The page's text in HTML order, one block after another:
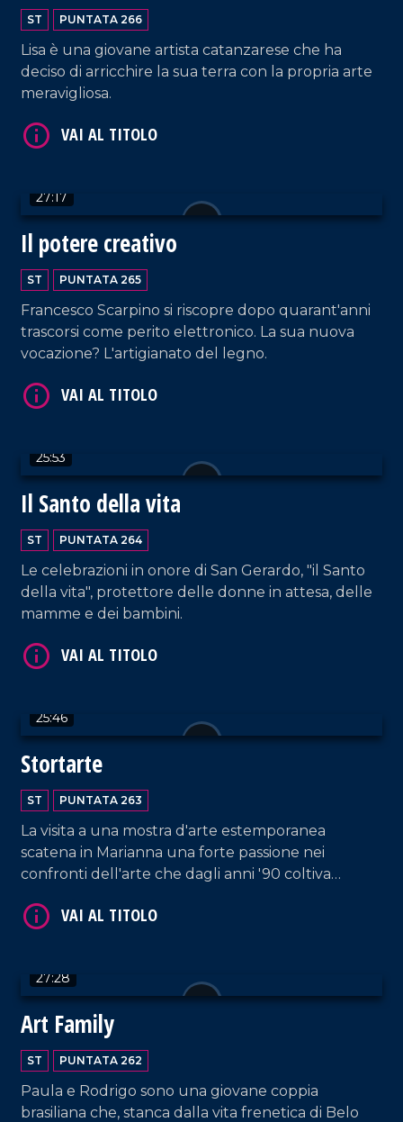
ST PUNTATA 266
Lisa è una giovane artista catanzarese che ha
deciso di arricchire la sua terra con la propria arte
meravigliosa.
27:17
Il potere creativo
ST PUNTATA 265
Francesco Scarpino si riscopre dopo quarant'anni
trascorsi come perito elettronico. La sua nuova
vocazione? L'artigianato del legno.
25:53
Il Santo della vita
ST PUNTATA 264
Le celebrazioni in onore di San Gerardo, "il Santo
della vita", protettore delle donne in attesa, delle
mamme e dei bambini.
25:46
Stortarte
ST PUNTATA 263
La visita a una mostra d'arte estemporanea
scatena in Marianna una forte passione nei
confronti dell'arte che dagli anni '90 coltiva
materiali di ogni tipo.
27:28
Art Family
ST PUNTATA 262
Paula e Rodrigo sono una giovane coppia
brasiliana che, stanca dalla vita frenetica di Belo
VAI AL TITOLO
VAI AL TITOLO
VAI AL TITOLO